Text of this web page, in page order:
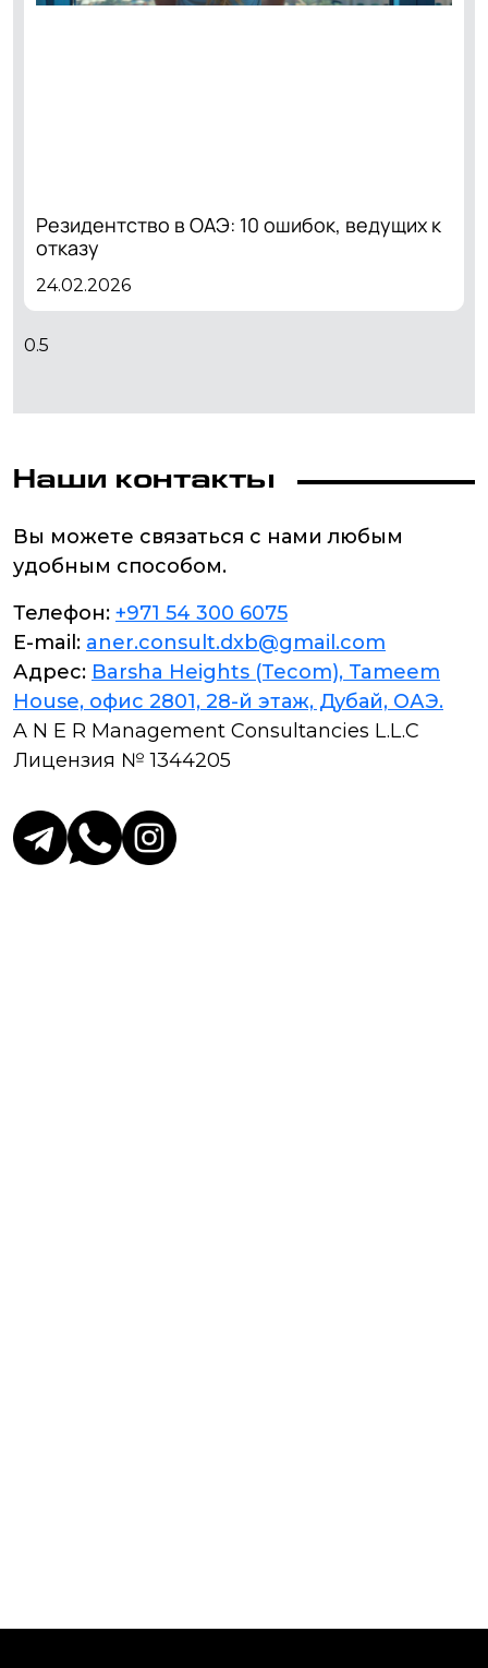
Резидентство в ОАЭ: 10 ошибок, ведущих к
отказу
24.02.2026
Наши контакты
Вы можете связаться с нами любым
удобным способом.
Телефон: +971 54 300 6075
E-mail: aner.consult.dxb@gmail.com
Адрес: Barsha Heights (Tecom), Tameem
House, офис 2801, 28-й этаж, Дубай, ОАЭ.
A N E R Management Consultancies L.L.C
Лицензия № 1344205